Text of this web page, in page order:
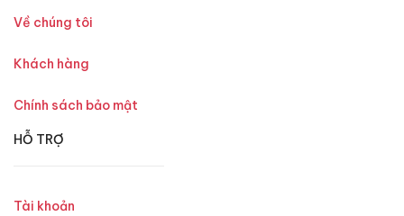
Về chúng tôi
Khách hàng
Chính sách bảo mật
HỖ TRỢ
Tài khoản